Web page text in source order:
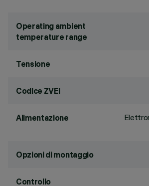
Operating ambient
temperature range
Tensione
Codice ZVEI
Alimentazione
Opzioni di montaggio
Controllo